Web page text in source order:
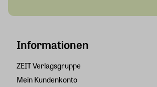
Informationen
ZEIT Verlagsgruppe
Mein Kundenkonto